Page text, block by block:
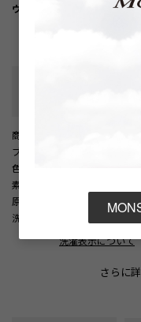
ウォッシャブル/家庭洗濯対応
商品番号
ブランド商品番号
色
素材
原産国
洗濯記号
洗濯表示について
さらに